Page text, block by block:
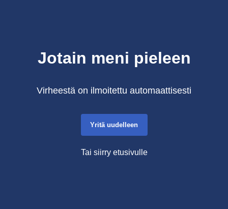
Jotain meni pieleen
Virheestä on ilmoitettu automaattisesti
Yritä uudelleen
Tai siirry etusivulle